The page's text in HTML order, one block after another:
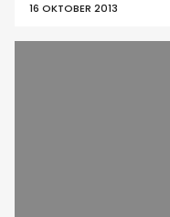
16 OKTOBER 2013